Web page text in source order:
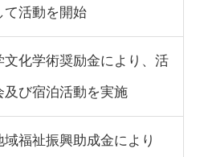
て活動を開始
文化学術奨励金により、活
及び宿泊活動を実施
域福祉振興助成金により